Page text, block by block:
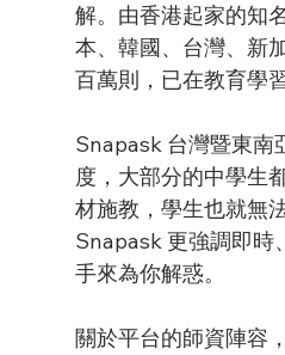
解。由香港起家的知
本、韓國、台灣、新
百萬則，已在教育學
Snapask 台灣暨東南
度，大部分的中學生
材施教，學生也就無
Snapask 更強調即時
手來為你解惑。
關於平台的師資陣容